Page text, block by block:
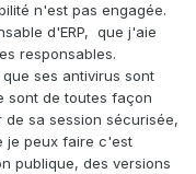
n'est pas engagée.
d'ERP, que j'aie
responsables.
ses antivirus sont
sont de toutes façon
sa session sécurisée,
je peux faire c'est
publique, des versions